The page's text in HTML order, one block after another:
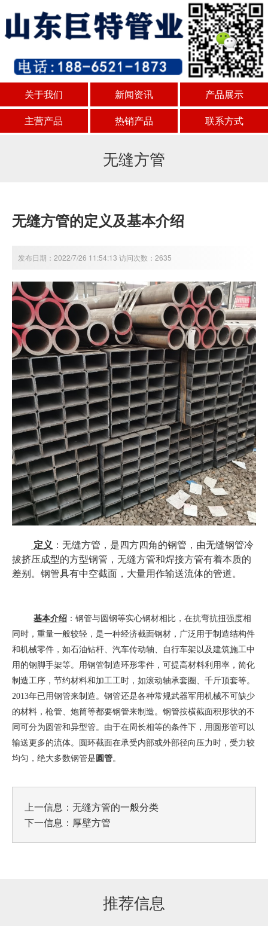
关于我们 新闻资讯
产品展示
主营产品
热销产品 联系方式
无缝方管
无缝方管的定义及基本介绍
发布日期：2022/7/26 11:54:13 访问次数：2635
定义 ：无缝方管，是四方四角的钢管，由无缝钢管冷
拔挤压成型的方型钢管，无缝方管和焊接方管有着本质的
差别。钢管具有中空截面，大量用作输送流体的管道。
基本介绍 ：钢管与圆钢等实心钢材相比，在抗弯抗扭强度相
同时，重量一般较轻，是一种经济截面钢材，广泛用于制造结构件
和机械零件，如石油钻杆、汽车传动轴、自行车架以及建筑施工中
用的钢脚手架等。用钢管制造环形零件，可提高材料利用率，简化
制造工序，节约材料和加工工时，如滚动轴承套圈、千斤顶套等。
2013年已用钢管来制造。钢管还是各种常规武器军用机械不可缺少
的材料，枪管、炮筒等都要钢管来制造。钢管按横截面积形状的不
同可分为圆管和异型管。由于在周长相等的条件下，用圆形管可以
输送更多的流体。圆环截面在承受内部或外部径向压力时，受力较
均匀，绝大多数钢管是圆管。
上一信息： 无缝方管的一般分类
下一信息： 厚壁方管
推荐信息